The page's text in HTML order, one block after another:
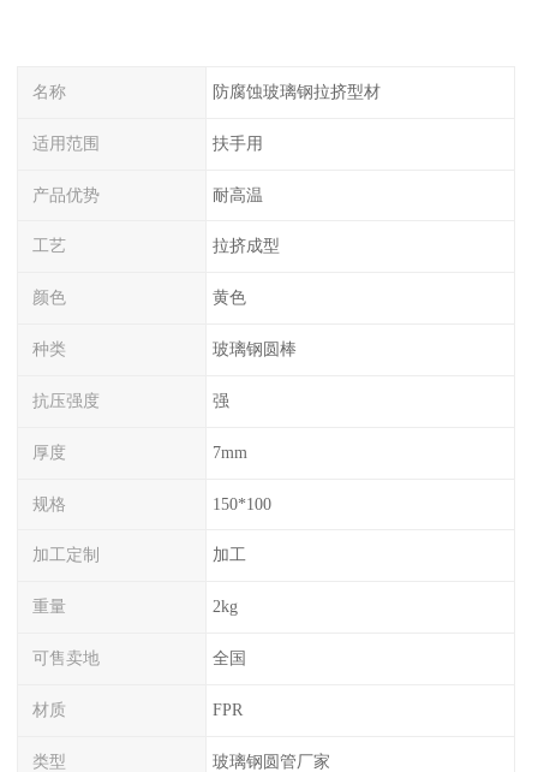
名称 防腐蚀玻璃钢拉挤型材
适用范围 扶手用
产品优势 耐高温
工艺 拉挤成型
颜色 黄色
种类 玻璃钢圆棒
抗压强度 强
厚度 7mm
规格 150*100
加工定制 加工
重量 2kg
可售卖地 全国
材质 FPR
类型 玻璃钢圆管厂家